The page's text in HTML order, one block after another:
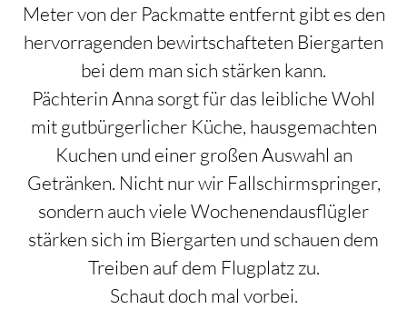
Meter von der Packmatte entfernt gibt es den
hervorragenden bewirtschafteten Biergarten
bei dem man sich stärken kann.
Pächterin Anna sorgt für das leibliche Wohl
mit gutbürgerlicher Küche, hausgemachten
Kuchen und einer großen Auswahl an
Getränken. Nicht nur wir Fallschirmspringer,
sondern auch viele Wochenendausflügler
stärken sich im Biergarten und schauen dem
Treiben auf dem Flugplatz zu.
Schaut doch mal vorbei.